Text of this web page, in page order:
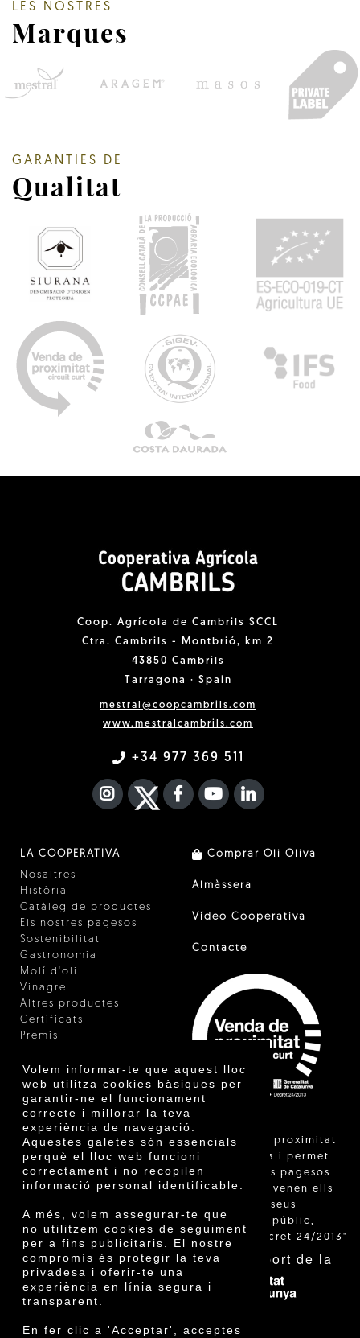
Volem informar-te que aquest lloc
web utilitza cookies bàsiques per
garantir-ne el funcionament
correcte i millorar la teva
experiència de navegació.
Aquestes galetes són essencials
perquè el lloc web funcioni
correctament i no recopilen
informació personal identificable.
A més, volem assegurar-te que
no utilitzem cookies de seguiment
per a fins publicitaris. El nostre
compromís és protegir la teva
privadesa i oferir-te una
experiència en línia segura i
transparent.
En fer clic a 'Acceptar', acceptes
LES NOSTRES
Marques
GARANTIES DE
Qualitat
Coop. Agrícola de Cambrils SCCL
Ctra. Cambrils - Montbrió, km 2
43850 Cambrils
Tarragona · Spain
mestral@coopcambrils.com
www.mestralcambrils.com
+34 977 369 511
INSTAGRAM
TWITTER
FACEBOOK F
YOUTUBEFA LINKEDIN
LA COOPERATIVA
Nosaltres
Història
Catàleg de productes
Els nostres pagesos
Sostenibilitat
Gastronomia
Molí d'oli
Vinagre
Altres productes
Certificats
Premis
Comprar Oli Oliva
Almàssera
Vídeo Cooperativa
Contacte
"La venda de proximitat
està regulada i permet
identificar els pagesos
catalans que venen ells
mateixos els seus
productes al públic,
segons el Decret 24/2013"
Amb el suport de la